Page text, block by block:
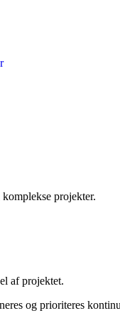
projekter.
af projektet.
og prioriteres